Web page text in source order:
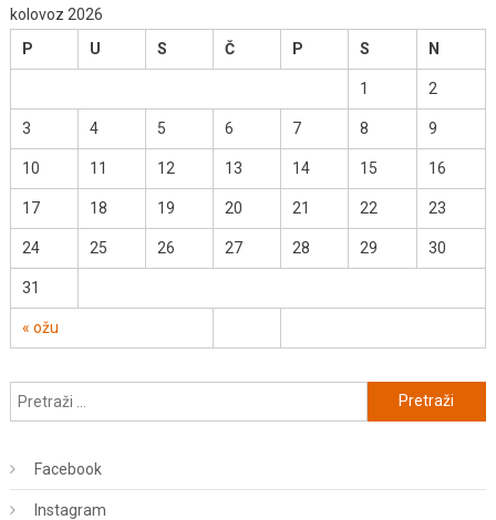
kolovoz 2026
P
U S Č P S N
« ožu
1 2
3 4 5 6 7 8 9
10 11 12 13 14 15 16
17 18 19 20 21 22 23
24 25 26 27 28 29 30
31
Pretraži:
Facebook
Instagram